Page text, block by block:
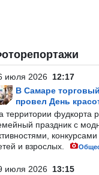
июля 2026 12:17
В Самаре
провел День
территории фудкорта
праздник с
и взрослых.
июля 2026 13:15